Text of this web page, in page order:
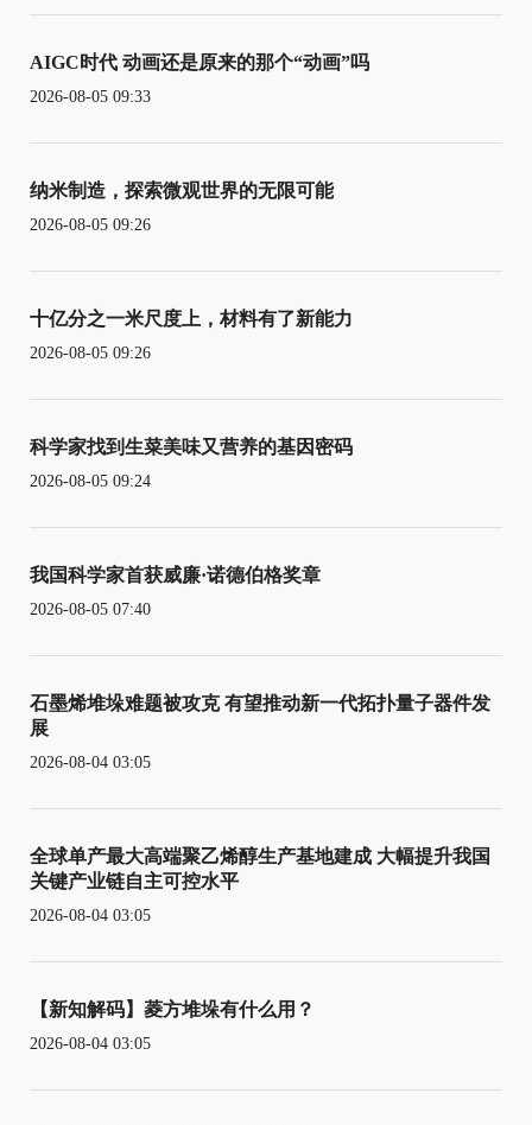
AIGC时代 动画还是原来的那个“动画”吗
2026-08-05 09:33
纳米制造，探索微观世界的无限可能
2026-08-05 09:26
十亿分之一米尺度上，材料有了新能力
2026-08-05 09:26
科学家找到生菜美味又营养的基因密码
2026-08-05 09:24
我国科学家首获威廉·诺德伯格奖章
2026-08-05 07:40
石墨烯堆垛难题被攻克 有望推动新一代拓扑量子器件发
展
2026-08-04 03:05
全球单产最大高端聚乙烯醇生产基地建成 大幅提升我国
关键产业链自主可控水平
2026-08-04 03:05
【新知解码】菱方堆垛有什么用？
2026-08-04 03:05